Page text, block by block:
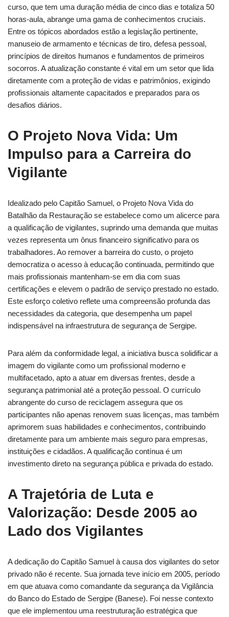
curso, que tem uma duração média de cinco dias e totaliza 50
horas-aula, abrange uma gama de conhecimentos cruciais.
Entre os tópicos abordados estão a legislação pertinente,
manuseio de armamento e técnicas de tiro, defesa pessoal,
princípios de direitos humanos e fundamentos de primeiros
socorros. A atualização constante é vital em um setor que lida
diretamente com a proteção de vidas e patrimônios, exigindo
profissionais altamente capacitados e preparados para os
desafios diários.
O Projeto Nova Vida: Um
Impulso para a Carreira do
Vigilante
Idealizado pelo Capitão Samuel, o Projeto Nova Vida do
Batalhão da Restauração se estabelece como um alicerce para
a qualificação de vigilantes, suprindo uma demanda que muitas
vezes representa um ônus financeiro significativo para os
trabalhadores. Ao remover a barreira do custo, o projeto
democratiza o acesso à educação continuada, permitindo que
mais profissionais mantenham-se em dia com suas
certificações e elevem o padrão de serviço prestado no estado.
Este esforço coletivo reflete uma compreensão profunda das
necessidades da categoria, que desempenha um papel
indispensável na infraestrutura de segurança de Sergipe.
Para além da conformidade legal, a iniciativa busca solidificar a
imagem do vigilante como um profissional moderno e
multifacetado, apto a atuar em diversas frentes, desde a
segurança patrimonial até a proteção pessoal. O currículo
abrangente do curso de reciclagem assegura que os
participantes não apenas renovem suas licenças, mas também
aprimorem suas habilidades e conhecimentos, contribuindo
diretamente para um ambiente mais seguro para empresas,
instituições e cidadãos. A qualificação contínua é um
investimento direto na segurança pública e privada do estado.
A Trajetória de Luta e
Valorização: Desde 2005 ao
Lado dos Vigilantes
A dedicação do Capitão Samuel à causa dos vigilantes do setor
privado não é recente. Sua jornada teve início em 2005, período
em que atuava como comandante da segurança da Vigilância
do Banco do Estado de Sergipe (Banese). Foi nesse contexto
que ele implementou uma reestruturação estratégica que